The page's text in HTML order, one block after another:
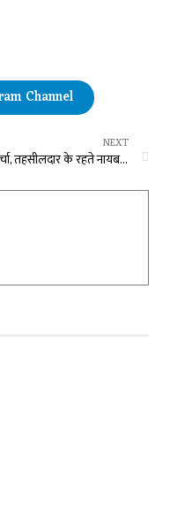
Channel
NEXT
कलेक्टर के खिलाफ तहसीलदारों ने खोला मोर्चा, तहसीलदार के रहते नायब को प्रभारी बनाने से हैं नाराज